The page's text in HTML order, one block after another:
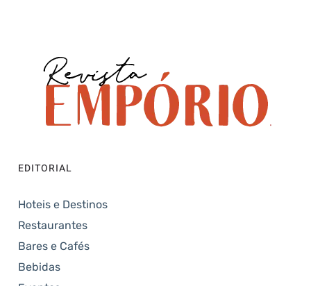
EDITORIAL
Hoteis e Destinos
Restaurantes
Bares e Cafés
Bebidas